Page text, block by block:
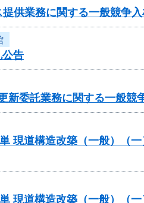
供業務に関する一般競争
公告
新委託業務に関する一般競
現道構造改築（一般）（
現道構造改築（一般）（